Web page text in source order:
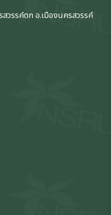
สวรรค์ตก อ.เมืองนครสวรรค์